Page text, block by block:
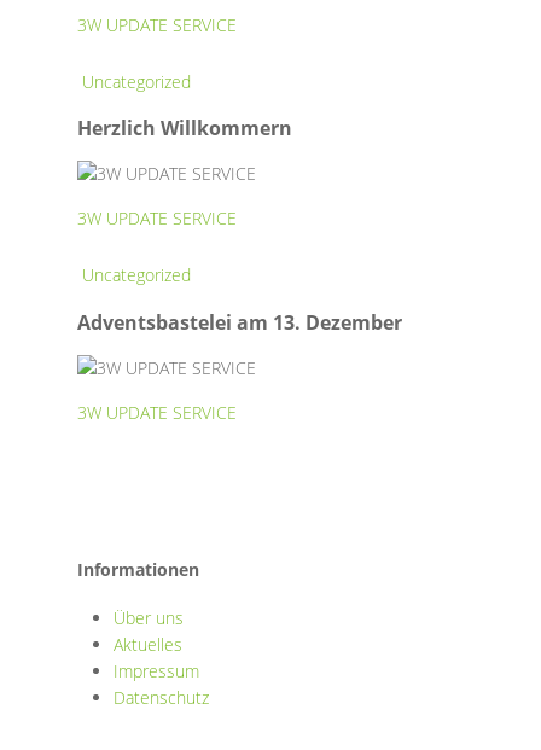
3W UPDATE SERVICE
Uncategorized
Herzlich Willkommern
3W UPDATE SERVICE
Uncategorized
13.
Adventsbastelei am 13. Dezember
3W UPDATE SERVICE
Informationen
Über uns
Aktuelles
Impressum
Datenschutz